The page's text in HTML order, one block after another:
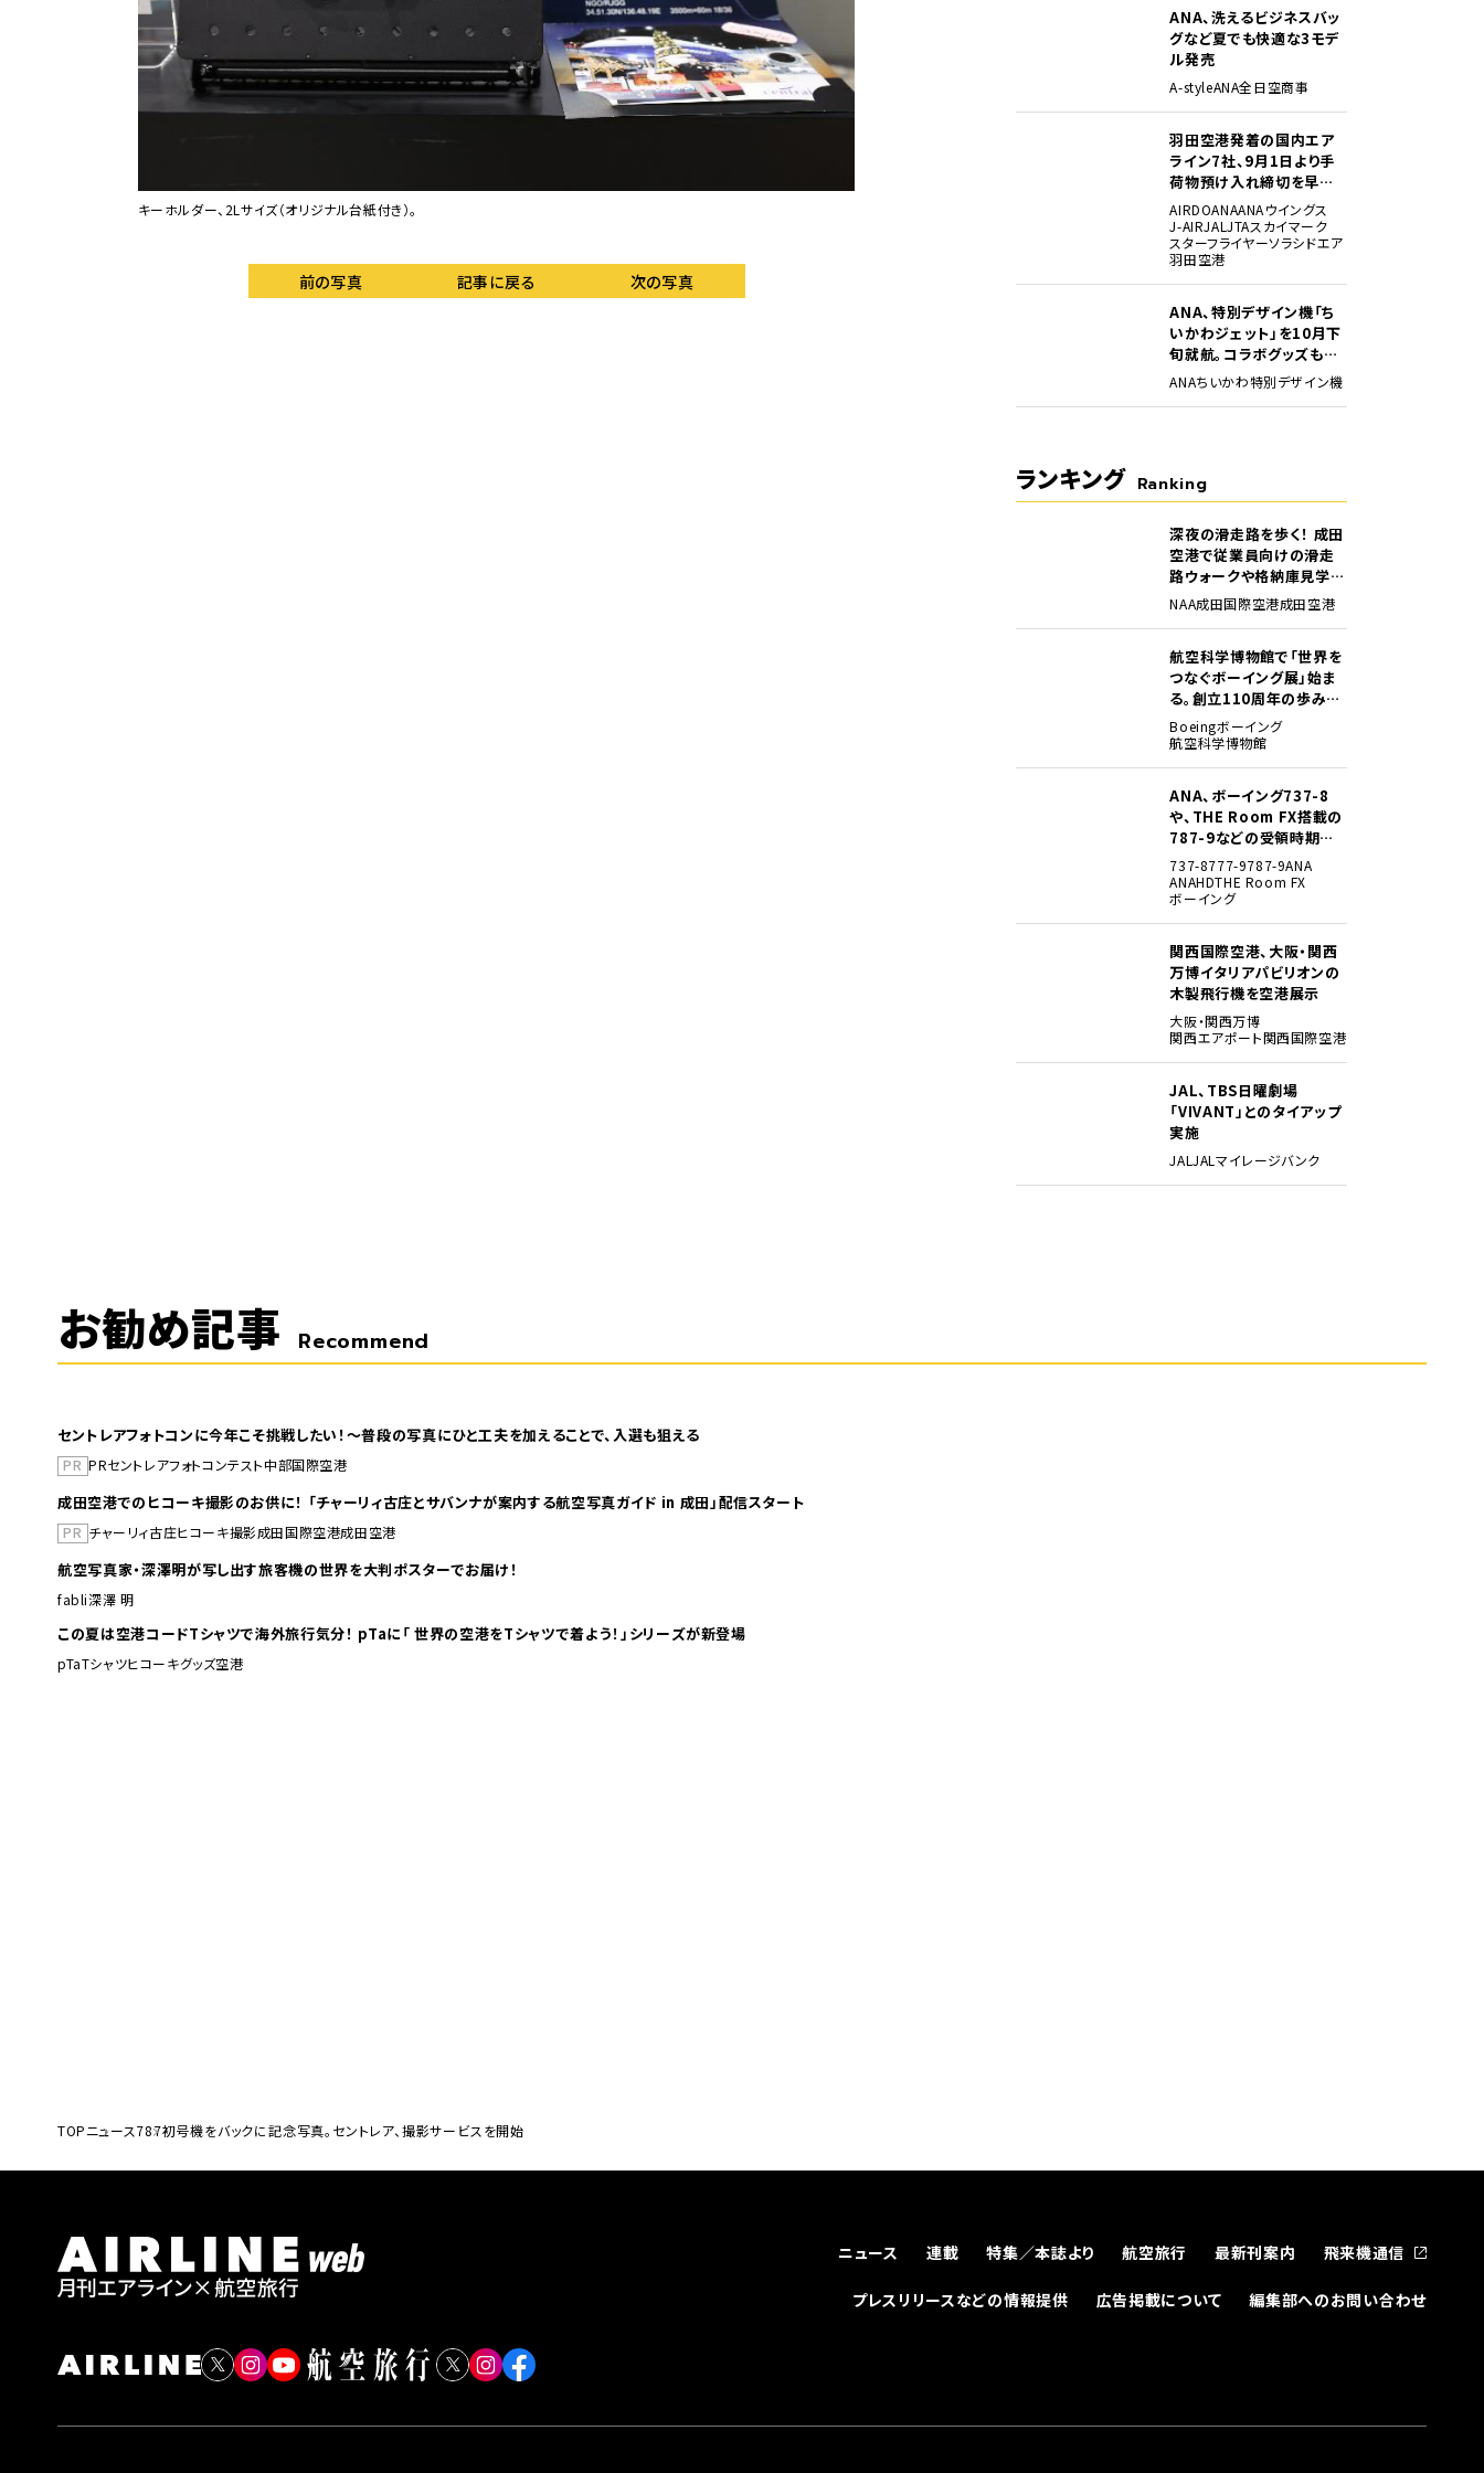
キーホルダー、2Lサイズ（オリジナル台紙付き）。 店舗位置図。フライト・オブ・ドリームズ1階のフライトパーク内。
前の写真 記事に戻る 次の写真
ANA、洗えるビジネスバッ
グなど夏でも快適な3モデ
ル発売
A-styleANA全日空商事
羽田空港発着の国内エア
ライン7社、9月1日より手
荷物預け入れ締切を早期
化・厳格化。定時性確保に
向け
AIRDOANAANAウイングス
J-AIRJALJTAスカイマーク
スターフライヤーソラシドエア
羽田空港
ANA、特別デザイン機「ち
いかわジェット」を10月下
旬就航。コラボグッズも展
開
ANAちいかわ特別デザイン機
ランキング Ranking
深夜の滑走路を歩く！ 成田
空港で従業員向けの滑走
路ウォークや格納庫見学イ
ベントを初開催
NAA成田国際空港成田空港
航空科学博物館で「世界を
つなぐボーイング展」始ま
る。創立110周年の歩みを
貴重な資料でたどる
Boeingボーイング
航空科学博物館
ANA、ボーイング737-8
や、THE Room FX搭載の
787-9などの受領時期見
込みを明らかに
737-8777-9787-9ANA
ANAHDTHE Room FX
ボーイング
関西国際空港、大阪・関西
万博イタリアパビリオンの
木製飛行機を空港展示
大阪・関西万博
関西エアポート関西国際空港
JAL、TBS日曜劇場
「VIVANT」とのタイアップ
実施
JALJALマイレージバンク
お勧め記事 Recommend
セントレアフォトコンに今年こそ挑戦したい！～普段の写真にひと工夫を加えることで、入選も狙える
PR PRセントレアフォトコンテスト中部国際空港
成田空港でのヒコーキ撮影のお供に！ 「チャーリィ古庄とサバンナが案内する航空写真ガイド in 成田」配信スタート
PR チャーリィ古庄ヒコーキ撮影成田国際空港成田空港
航空写真家・深澤明が写し出す旅客機の世界を大判ポスターでお届け！
fabli深澤 明
この夏は空港コードTシャツで海外旅行気分！ pTaに「 世界の空港をTシャツで着よう！」シリーズが新登場
pTaTシャツヒコーキグッズ空港
TOPニュース787初号機をバックに記念写真。セントレア、撮影サービスを開始
ニュース 連載 特集／本誌より 航空旅行 最新刊案内 飛来機通信
プレスリリースなどの情報提供 広告掲載について 編集部へのお問い合わせ